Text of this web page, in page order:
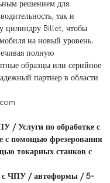
решением для
так и
цилиндру Billet, чтобы
на новый уровень.
полную
образцы или серийное
партнер в области
/ Услуги по обработке с
с помощью фрезерования
токарных станков с
с ЧПУ / автоформы /5-